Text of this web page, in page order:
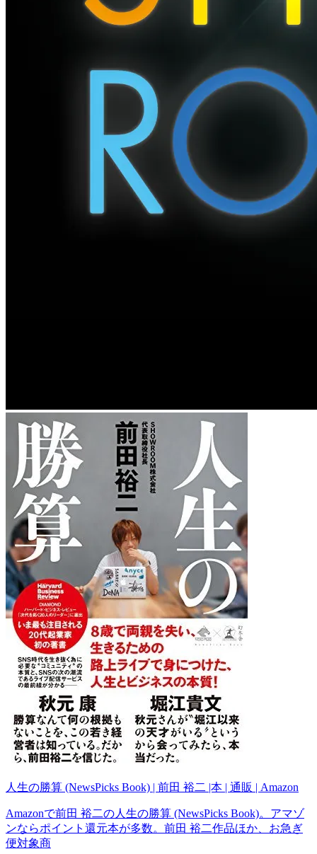
人生の勝算 (NewsPicks Book) | 前田 裕二 |本 | 通販 | Amazon
Amazonで前田 裕二の人生の勝算 (NewsPicks Book)。アマゾ
ンならポイント還元本が多数。前田 裕二作品ほか、お急ぎ
便対象商